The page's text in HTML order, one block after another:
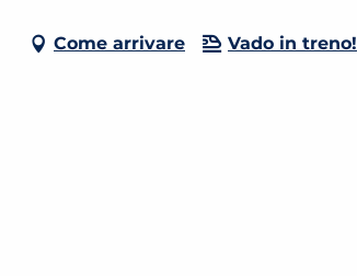
Come arrivare Vado in treno!